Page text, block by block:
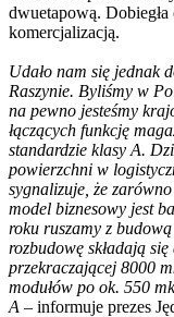
dwuetapową.
komercjalizacją.
Udało nam się jednak
Raszynie. Byliśmy w
na pewno jesteśmy
łączących funkcję
standardzie klasy A.
powierzchni w
sygnalizuje, że
model biznesowy jest
roku ruszamy z
rozbudowę składają
przekraczającej 8000
modułów po ok. 550
A – informuje prezes